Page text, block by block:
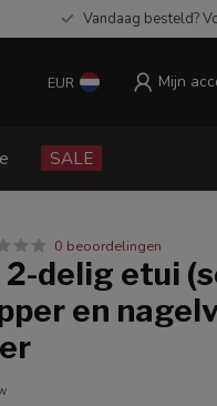
Vandaag besteld?
EUR Mijn
SALE
0 beoordelingen
2-delig etui
en